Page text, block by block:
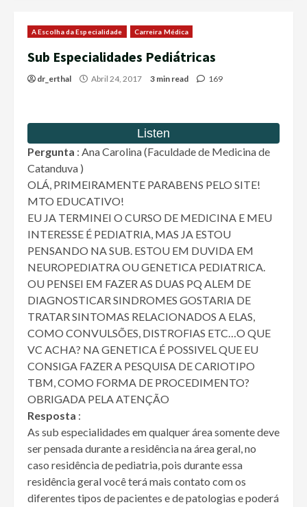
A Escolha da Especialidade Carreira Médica
Sub Especialidades Pediátricas
dr_erthal Abril 24, 2017 3 min read 169
Pergunta : Ana Carolina (Faculdade de Medicina de
Catanduva )
OLÁ, PRIMEIRAMENTE PARABENS PELO SITE!
MTO EDUCATIVO!
EU JA TERMINEI O CURSO DE MEDICINA E MEU
INTERESSE É PEDIATRIA, MAS JA ESTOU
PENSANDO NA SUB. ESTOU EM DUVIDA EM
NEUROPEDIATRA OU GENETICA PEDIATRICA.
OU PENSEI EM FAZER AS DUAS PQ ALEM DE
DIAGNOSTICAR SINDROMES GOSTARIA DE
TRATAR SINTOMAS RELACIONADOS A ELAS,
COMO CONVULSÕES, DISTROFIAS ETC…O QUE
VC ACHA? NA GENETICA É POSSIVEL QUE EU
CONSIGA FAZER A PESQUISA DE CARIOTIPO
TBM, COMO FORMA DE PROCEDIMENTO?
OBRIGADA PELA ATENÇÃO
Resposta :
As sub especialidades em qualquer área somente deve
ser pensada durante a residência na área geral, no
caso residência de pediatria, pois durante essa
residência geral você terá mais contato com os
diferentes tipos de pacientes e de patologias e poderá